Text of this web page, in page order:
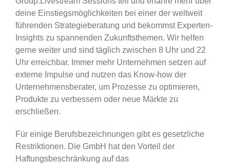
deine Einstiegsmöglichkeiten bei einer der weltweit
führenden Strategieberatung und bekommst Experten-
Insights zu spannenden Zukunftsthemen. Wir helfen
gerne weiter und sind täglich zwischen 8 Uhr und 22
Uhr erreichbar. Immer mehr Unternehmen setzen auf
externe Impulse und nutzen das Know-how der
Unternehmensberater, um Prozesse zu optimieren,
Produkte zu verbessern oder neue Märkte zu
erschließen.
Für einige Berufsbezeichnungen gibt es gesetzliche
Restriktionen. Die GmbH hat den Vorteil der
Haftungsbeschränkung auf das